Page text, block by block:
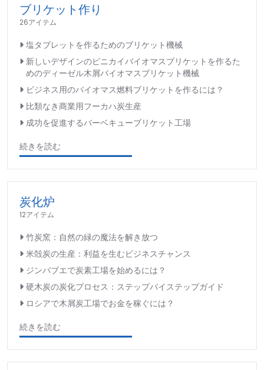
ブリケット作り
26アイテム
塩タブレットを作るためのブリケット機械
新しいデザインのピニカイバイオマスブリケットを作るた
めのディーゼル木屑バイオマスブリケット機械
ビジネス用のバイオマス燃料ブリケットを作るには？
比類なき商業用フーカハ炭生産
成功を促進するバーベキューブリケット工場
続きを読む
炭化炉
12アイテム
竹炭窯：自然の緑の魔法を解き放つ
米殻炭の生産：利益を生むビジネスチャンス
ジンバブエで炭素工場を始めるには？
硬木炭の炭化プロセス：ステップバイステップガイド
ロシアで木屑炭工場でお金を稼ぐには？
続きを読む